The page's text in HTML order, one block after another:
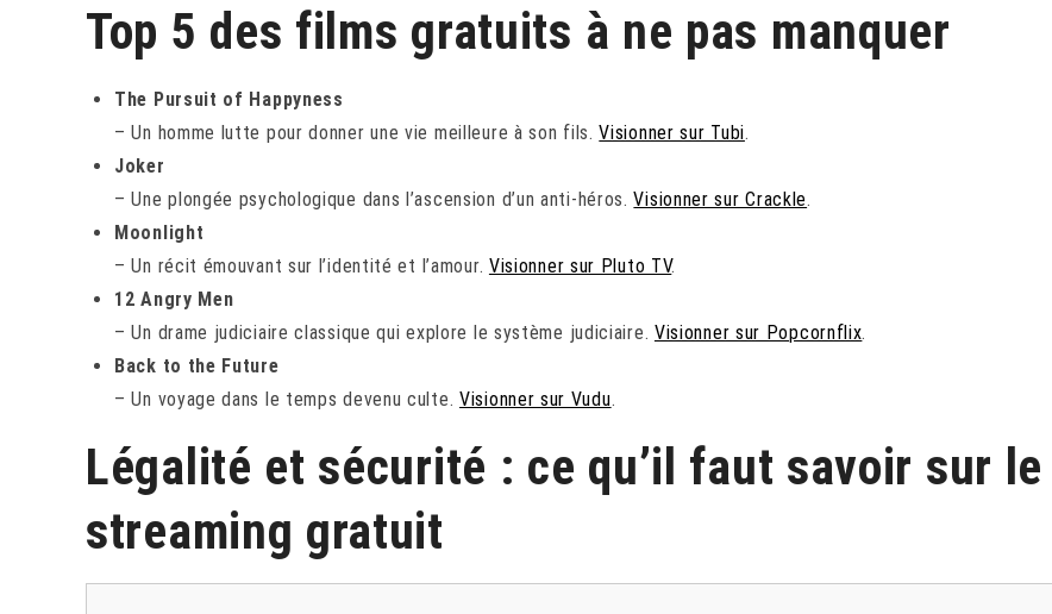
Top 5 des films gratuits à ne pas manquer
The Pursuit of Happyness
– Un homme lutte pour donner une vie meilleure à son fils.Visionner sur Tubi.
Joker
– Une plongée psychologique dans l’ascension d’un anti-héros.Visionner sur Crackle.
Moonlight
– Un récit émouvant sur l’identité et l’amour. Visionner sur Pluto TV.
12 Angry Men
– Un drame judiciaire classique qui explore le système judiciaire. Visionner sur Popcornflix.
Back to the Future
– Un voyage dans le temps devenu culte. Visionner sur Vudu.
Légalité et sécurité : ce qu’il faut savoir sur le
streaming gratuit